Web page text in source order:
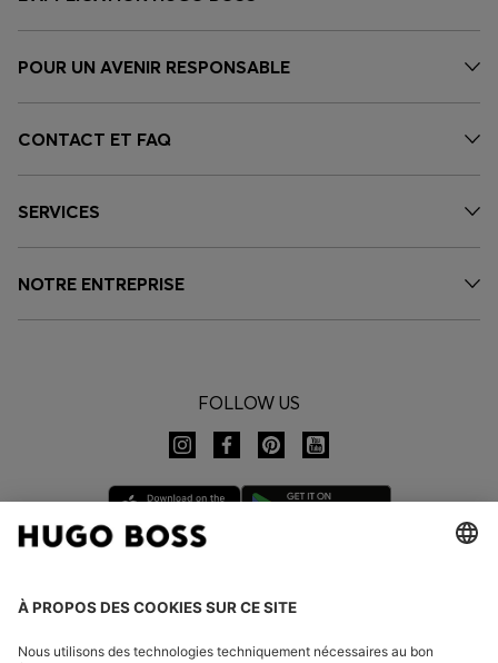
POUR UN AVENIR RESPONSABLE
CONTACT ET FAQ
SERVICES
NOTRE ENTREPRISE
FOLLOW US